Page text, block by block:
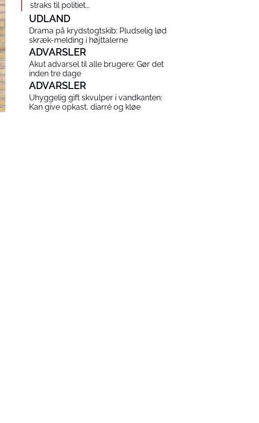
straks til politiet...
UDLAND
Drama på krydstogtskib: Pludselig lød
skræk-melding i højttalerne
ADVARSLER
Akut advarsel til alle brugere: Gør det
inden tre dage
ADVARSLER
Uhyggelig gift skvulper i vandkanten:
Kan give opkast, diarré og kløe